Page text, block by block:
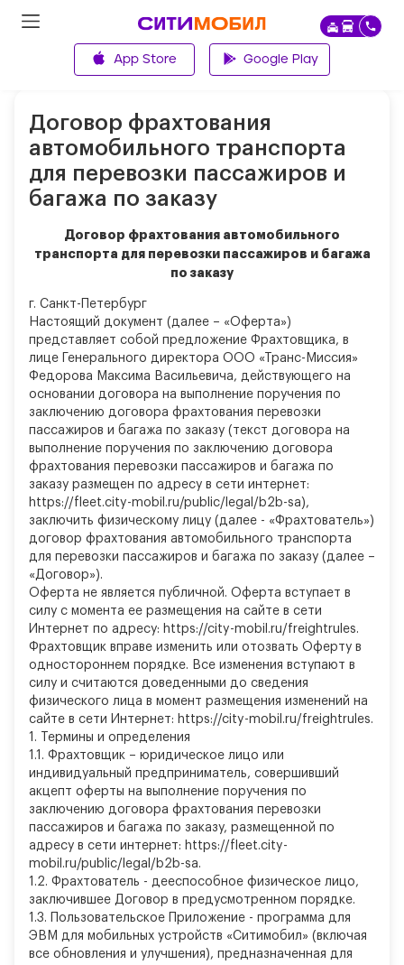
App Store Google Play
Договор фрахтования
автомобильного транспорта
для перевозки пассажиров и
багажа по заказу
Договор фрахтования автомобильного
транспорта для перевозки пассажиров и багажа
по заказу
г. Санкт-Петербург
Настоящий документ (далее – «Оферта»)
представляет собой предложение Фрахтовщика, в
лице Генерального директора ООО «Транс-Миссия»
Федорова Максима Васильевича, действующего на
основании договора на выполнение поручения по
заключению договора фрахтования перевозки
пассажиров и багажа по заказу (текст договора на
выполнение поручения по заключению договора
фрахтования перевозки пассажиров и багажа по
заказу размещен по адресу в сети интернет:
https://fleet.city-mobil.ru/public/legal/b2b-sa),
заключить физическому лицу (далее - «Фрахтователь»)
договор фрахтования автомобильного транспорта
для перевозки пассажиров и багажа по заказу (далее –
«Договор»).
Оферта не является публичной. Оферта вступает в
силу с момента ее размещения на сайте в сети
Интернет по адресу: https://city-mobil.ru/freightrules.
Фрахтовщик вправе изменить или отозвать Оферту в
одностороннем порядке. Все изменения вступают в
силу и считаются доведенными до сведения
физического лица в момент размещения изменений на
сайте в сети Интернет: https://city-mobil.ru/freightrules.
1. Термины и определения
1.1. Фрахтовщик – юридическое лицо или
индивидуальный предприниматель, совершивший
акцепт оферты на выполнение поручения по
заключению договора фрахтования перевозки
пассажиров и багажа по заказу, размещенной по
адресу в сети интернет: https://fleet.city-
mobil.ru/public/legal/b2b-sa.
1.2. Фрахтователь - дееспособное физическое лицо,
заключившее Договор в предусмотренном порядке.
1.3. Пользовательское Приложение - программа для
ЭВМ для мобильных устройств «Ситимобил» (включая
все обновления и улучшения), предназначенная для